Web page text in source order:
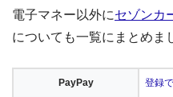
電子マネー以外にセゾンカ
についても一覧にまとめま
PayPay 登録